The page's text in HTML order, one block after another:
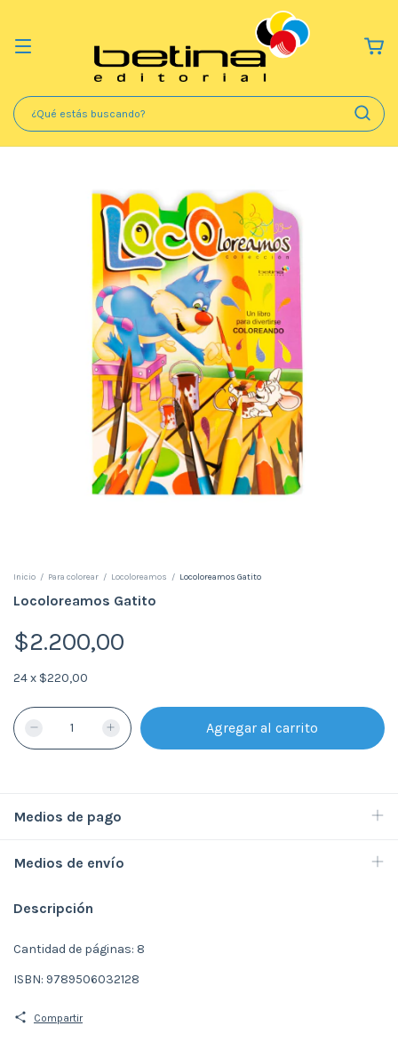
Inicio / Para colorear / Locoloreamos / Locoloreamos Gatito
Locoloreamos Gatito
$2.200,00
24x $220,00
Medios de pago
Medios de envío
Descripción
Cantidad de páginas: 8
ISBN: 9789506032128
Compartir